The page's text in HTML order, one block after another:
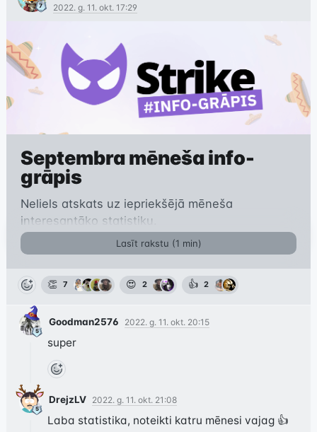
2022. g. 11. okt. 17:29
Septembra mēneša info-
grāpis
Neliels atskats uz iepriekšējā mēneša
interesantāko statistiku.
Lasīt rakstu (1 min)
👏 7 😍 2 👍 2
Goodman2576 2022. g. 11. okt. 20:15
super
DrejzLV 2022. g. 11. okt. 21:08
Laba statistika, noteikti katru mēnesi vajag 👍